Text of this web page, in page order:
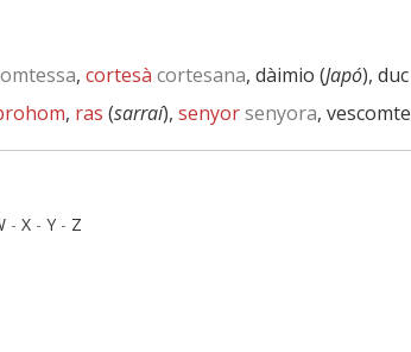
, cortesà cortesana, dàimio (Japó), duc
, ras (sarraí), senyorsenyora, vescomte
- X - Y - Z